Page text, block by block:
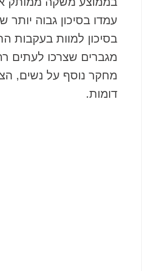
בסיכון למוות בעקבות
מגברים שצרכו לעתים
מחקר נוסף על נשים,
דומות.